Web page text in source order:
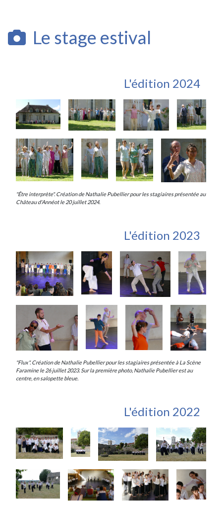
Le stage estival
L'édition 2024
"Être interprète". Création de Nathalie Pubellier pour les stagiaires présentée au
Château d'Annéot le 20 juillet 2024.
L'édition 2023
"Flux". Création de Nathalie Pubellier pour les stagiaires présentée à La Scène
Faramine le 26 juillet 2023. Sur la première photo, Nathalie Pubellier est au
centre, en salopette bleue.
L'édition 2022